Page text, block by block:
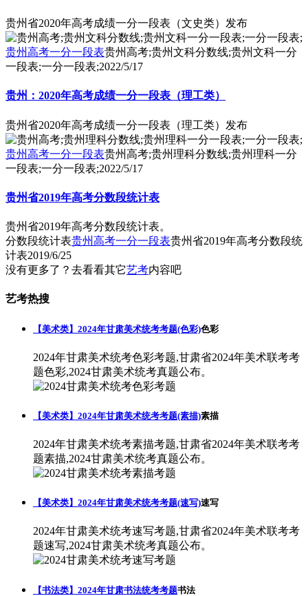
贵州省2020年高考成绩一分一段表（文史类）发布
贵州高考一分一段表贵州高考;贵州文科分数线;贵州文科一分
一段表;一分一段表;2022/5/17
贵州：2020年高考成绩一分一段表（理工类）
贵州省2020年高考成绩一分一段表（理工类）发布
贵州高考一分一段表贵州高考;贵州理科分数线;贵州理科一分
一段表;一分一段表;2022/5/17
贵州省2019年高考分数段统计表
贵州省2019年高考分数段统计表。
分数段统计表贵州高考一分一段表贵州省2019年高考分数段统
计表2019/6/25
没有更多了？去看看其它艺考内容吧
艺考热搜
【美术类】2024年甘肃美术统考考题(色彩)色彩
2024年甘肃美术统考色彩考题,甘肃省2024年美术联考考
题色彩,2024甘肃美术统考真题公布。
【美术类】2024年甘肃美术统考考题(素描)素描
2024年甘肃美术统考素描考题,甘肃省2024年美术联考考
题素描,2024甘肃美术统考真题公布。
【美术类】2024年甘肃美术统考考题(速写)速写
2024年甘肃美术统考速写考题,甘肃省2024年美术联考考
题速写,2024甘肃美术统考真题公布。
【书法类】2024年甘肃书法统考考题书法